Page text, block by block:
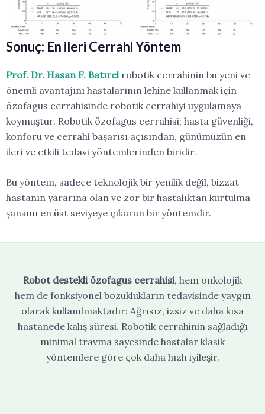
Sonuç: En ileri Cerrahi Yöntem
Prof. Dr. Hasan F. Batırel robotik cerrahinin bu yeni ve
önemli avantajını hastalarının lehine kullanmak için
özofagus cerrahisinde robotik cerrahiyi uygulamaya
koymuştur. Robotik özofagus cerrahisi; hasta güvenliği,
konforu ve cerrahi başarısı açısından, günümüzün en
ileri ve etkili tedavi yöntemlerinden biridir.
Bu yöntem, sadece teknolojik bir yenilik değil, bizzat
hastanın yararına olan ve zor bir hastalıktan kurtulma
şansını en üst seviyeye çıkaran bir yöntemdir.
Robot destekli özofagus cerrahisi, hem onkolojik
hem de fonksiyonel bozuklukların tedavisinde yaygın
olarak kullanılmaktadır: Ağrısız, izsiz ve daha kısa
hastanede kalış süresi. Robotik cerrahinin sağladığı
minimal travma sayesinde hastalar klasik
yöntemlere göre çok daha hızlı iyileşir.